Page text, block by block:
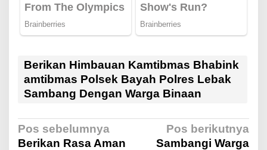
Berikan Himbauan Kamtibmas Bhabink
amtibmas Polsek Bayah Polres Lebak
Sambang Dengan Warga Binaan
N
Pos sebelumnya
Berikan Rasa Aman
Pos berikutnya
Sambangi Warga